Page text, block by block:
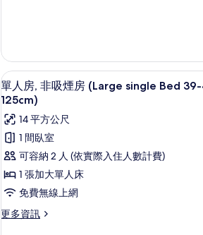
顯
示
單
人
房,
非
吸
煙
10
單人房, 非吸煙房 (Large single Bed
125cm)
14 平方公尺
1 間臥室
可容納 2 人 (依實際入住人數計費)
1 張加大單人床
免費無線上網
更多資訊
更